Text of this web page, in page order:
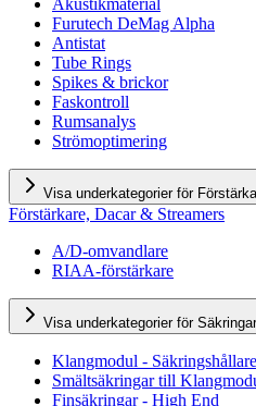
Furutech DeMag Alpha
Antistat
Tube Rings
Spikes & brickor
Faskontroll
Rumsanalys
Strömoptimering
Visa underkategorier för
Förstärkare, Dacar & Streamers
A/D-omvandlare
RIAA-förstärkare
Visa underkategorier för Säkringar
Klangmodul - Säkringshållare
Smältsäkringar till
Finsäkringar - High End